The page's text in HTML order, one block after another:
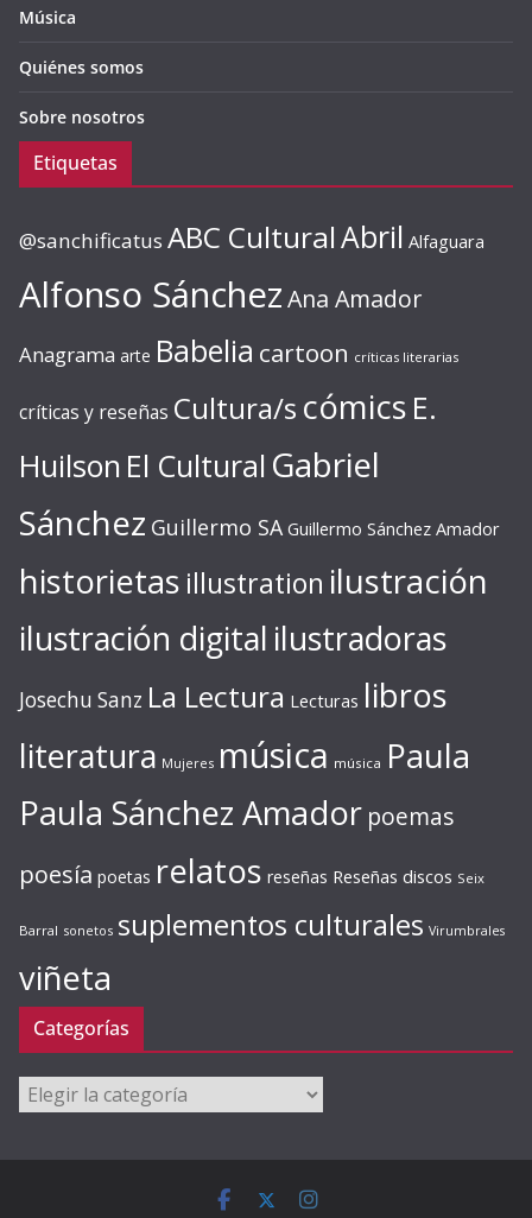
Música
Quiénes somos
Sobre nosotros
Etiquetas
@sanchificatus ABC CulturalAbril Alfaguara
Alfonso SánchezAna Amador
Anagrama arte Babelia cartoon críticas literarias
críticas y reseñas Cultura/s cómics E.
Huilson El Cultural Gabriel
Sánchez Guillermo SA Guillermo Sánchez Amador
historietas illustration ilustración
ilustración digital ilustradoras
Josechu Sanz La Lectura Lecturas libros
literatura Mujeres música música Paula
Paula Sánchez Amador poemas
poesía poetas relatos reseñas Reseñas discos Seix
Barral sonetos suplementos culturales Virumbrales
viñeta
Categorías
Categorías